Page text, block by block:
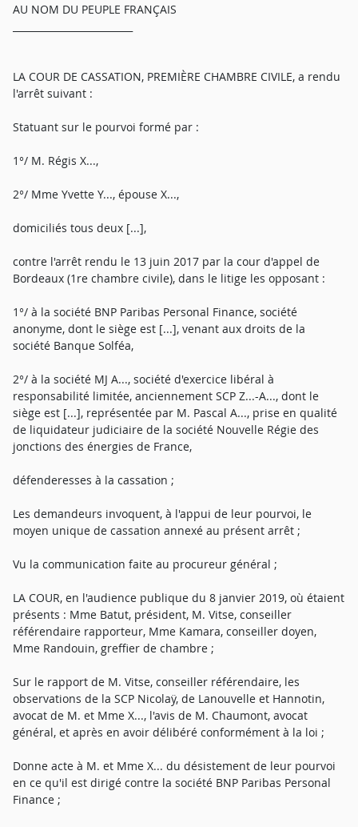
AU NOM DU PEUPLE FRANÇAIS
LA COUR DE CASSATION, PREMIÈRE CHAMBRE CIVILE, a rendu
l'arrêt suivant :
Statuant sur le pourvoi formé par :
1°/ M. Régis X...,
2°/ Mme Yvette Y..., épouse X...,
domiciliés tous deux [...],
contre l'arrêt rendu le 13 juin 2017 par la cour d'appel de
Bordeaux (1re chambre civile), dans le litige les opposant :
1°/ à la société BNP Paribas Personal Finance, société
anonyme, dont le siège est [...], venant aux droits de la
société Banque Solféa,
2°/ à la société MJ A..., société d'exercice libéral à
responsabilité limitée, anciennement SCP Z...-A..., dont le
siège est [...], représentée par M. Pascal A..., prise en qualité
de liquidateur judiciaire de la société Nouvelle Régie des
jonctions des énergies de France,
défenderesses à la cassation ;
Les demandeurs invoquent, à l'appui de leur pourvoi, le
moyen unique de cassation annexé au présent arrêt ;
Vu la communication faite au procureur général ;
LA COUR, en l'audience publique du 8 janvier 2019, où étaient
présents : Mme Batut, président, M. Vitse, conseiller
référendaire rapporteur, Mme Kamara, conseiller doyen,
Mme Randouin, greffier de chambre ;
Sur le rapport de M. Vitse, conseiller référendaire, les
observations de la SCP Nicolaÿ, de Lanouvelle et Hannotin,
avocat de M. et Mme X..., l'avis de M. Chaumont, avocat
général, et après en avoir délibéré conformément à la loi ;
Donne acte à M. et Mme X... du désistement de leur pourvoi
en ce qu'il est dirigé contre la société BNP Paribas Personal
Finance ;